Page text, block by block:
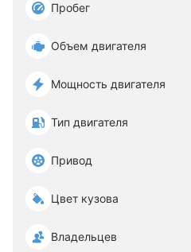
Пробег
Объем двигателя
Мощность двигателя
Тип двигателя
Привод
Цвет кузова
Владельцев